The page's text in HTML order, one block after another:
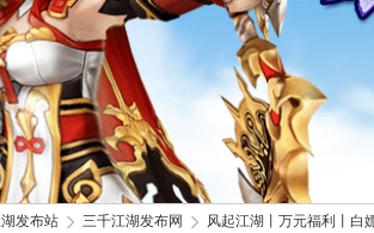
发布站 三千江湖发布网 风起江湖丨万元福利丨白